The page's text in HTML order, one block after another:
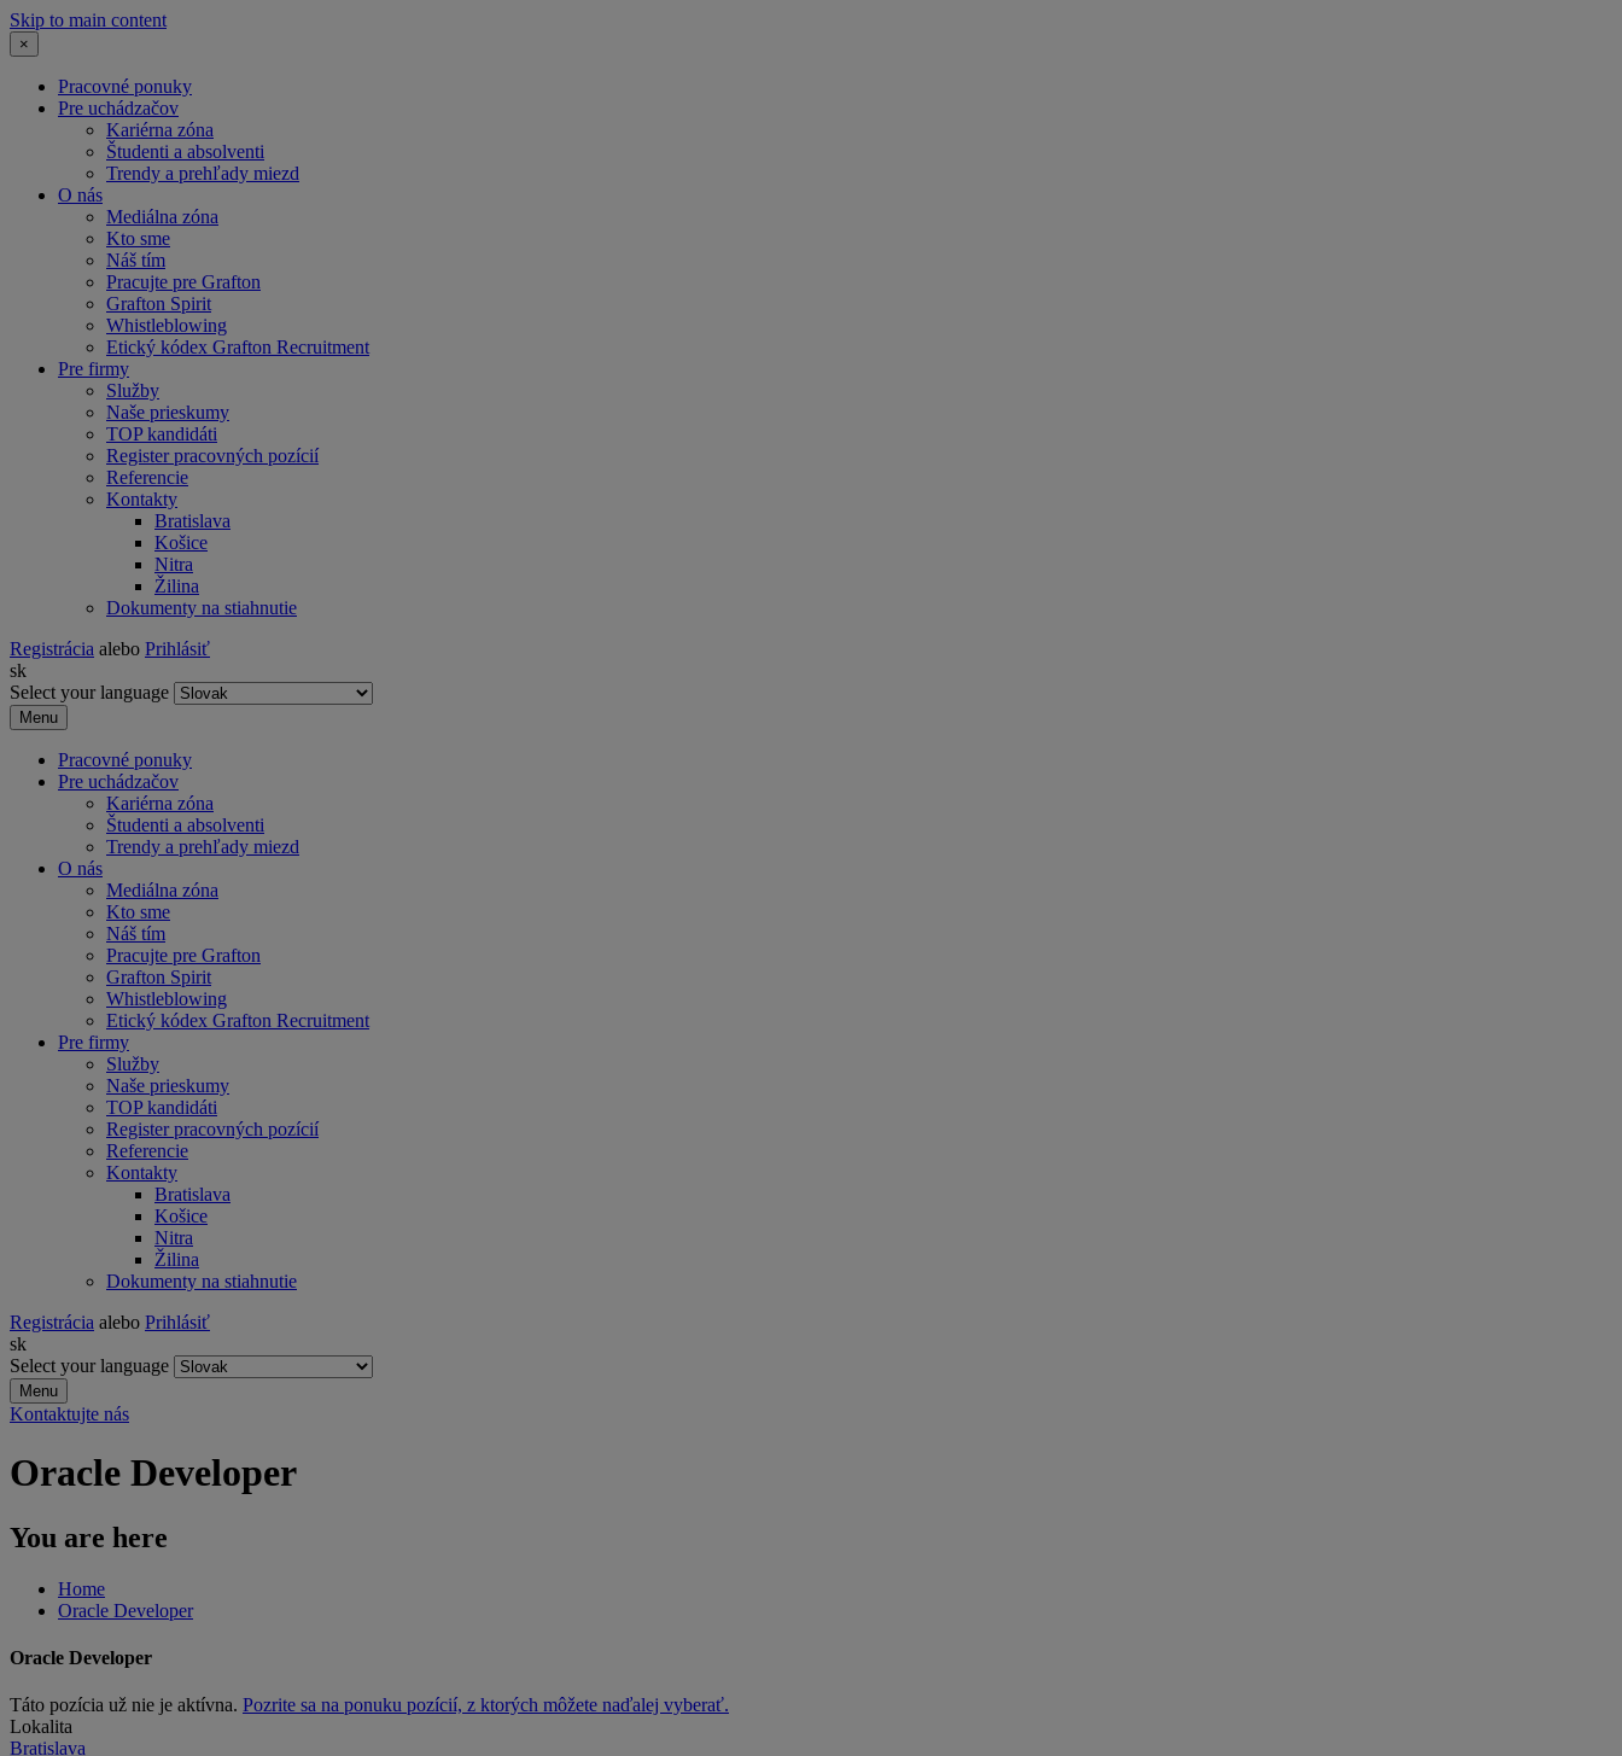
Skip to main content
×
Pracovné ponuky
Pre uchádzačov
Kariérna zóna
Študenti a absolventi
Trendy a prehľady miezd
O nás
Mediálna zóna
Kto sme
Náš tím
Pracujte pre Grafton
Grafton Spirit
Whistleblowing
Etický kódex Grafton Recruitment
Pre firmy
Služby
Naše prieskumy
TOP kandidáti
Register pracovných pozícií
Referencie
Kontakty
Bratislava
Košice
Nitra
Žilina
Dokumenty na stiahnutie
Registrácia alebo Prihlásiť
sk
Select your language
Menu
Pracovné ponuky
Pre uchádzačov
Kariérna zóna
Študenti a absolventi
Trendy a prehľady miezd
O nás
Mediálna zóna
Kto sme
Náš tím
Pracujte pre Grafton
Grafton Spirit
Whistleblowing
Etický kódex Grafton Recruitment
Pre firmy
Služby
Naše prieskumy
TOP kandidáti
Register pracovných pozícií
Referencie
Kontakty
Bratislava
Košice
Nitra
Žilina
Dokumenty na stiahnutie
Registrácia alebo Prihlásiť
sk
Select your language
Menu
Kontaktujte nás
Oracle Developer
You are here
Home
Oracle Developer
Oracle Developer
Táto pozícia už nie je aktívna. Pozrite sa na ponuku pozícií, z ktorých môžete naďalej vyberať.
Lokalita
Bratislava